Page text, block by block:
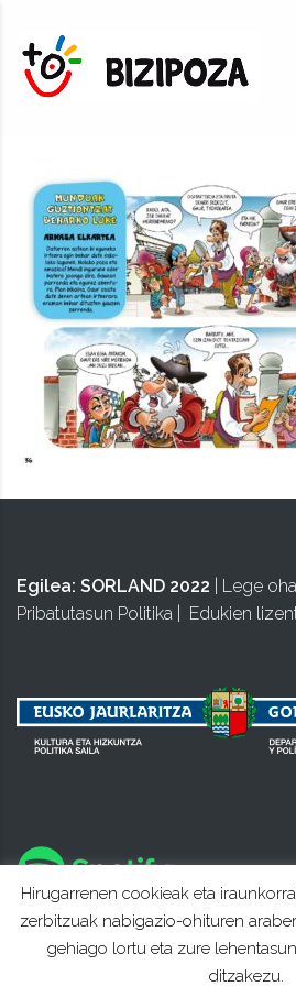
Egilea: SORLAND 2022 Lege
Pribatutasun Politika
Edukien
Hirugarrenen cookieak eta
zerbitzuak nabigazio-ohituren
gehiago lortu eta zure
ditzakezu.